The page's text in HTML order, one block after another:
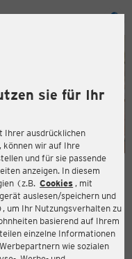
sie für Ihr
Ihrer ausdrücklichen
können wir auf Ihre
und für sie passende
anzeigen. In diesem
(z.B. Cookies , mit
auslesen/speichern und
um Ihr Nutzungsverhalten zu
basierend auf Ihrem
einzelne Informationen
wie sozialen
1